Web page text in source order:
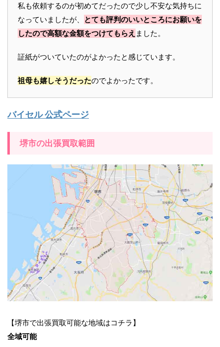
私も依頼するのが初めてだったので少し不安な気持ちに
なっていましたが、
とても評判のいいところにお願いを
したので高額な金額をつけてもらえ ました。
証紙がついていたのがよかったと感じています。
祖母も嬉しそうだったのでよかったです。
バイセル 公式ページ
堺市の出張買取範囲
【堺市で出張買取可能な地域はコチラ】
全域可能